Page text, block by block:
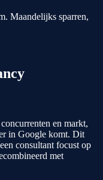
Maandelijks sparren,
en markt,
in Google komt. Dit
consultant focust op
met